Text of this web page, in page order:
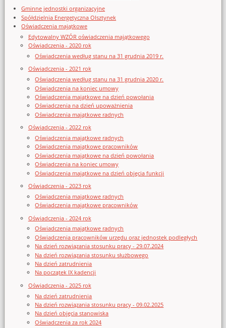
Gminne jednostki organizacyjne
Spółdzielnia Energetyczna Olsztynek
Oświadczenia majątkowe
Edytowalny WZÓR oświadczenia majątkowego
Oświadczenia - 2020 rok
Oświadczenia według stanu na 31 grudnia 2019 r.
Oświadczenia - 2021 rok
Oświadczenia według stanu na 31 grudnia 2020 r.
Oświadczenia na koniec umowy
Oświadczenia majątkowe na dzień powołania
Oświadczenia na dzień upoważnienia
Oświadczenia majątkowe radnych
Oświadczenia - 2022 rok
Oświadczenia majątkowe radnych
Oświadczenia majątkowe pracowników
Oświadczenia majątkowe na dzień powołania
Oświadczenia na koniec umowy
Oświadczenia majątkowe na dzień objęcia funkcji
Oświadczenia - 2023 rok
Oświadczenia majątkowe radnych
Oświadczenia majątkowe pracowników
Oświadczenia - 2024 rok
Oświadczenia majątkowe radnych
Oświadczenia pracowników urzędu oraz jednostek podległych
Na dzień rozwiązania stosunku pracy - 29.07.2024
Na dzień rozwiązania stosunku służbowego
Na dzień zatrudnienia
Na początek IX kadencji
Oświadczenia - 2025 rok
Na dzień zatrudnienia
Na dzień rozwiązania stosunku pracy - 09.02.2025
Na dzień objęcia stanowiska
Oświadczenia za rok 2024